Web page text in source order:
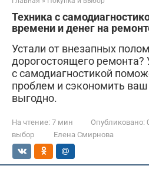
Техника с
времени и денег на
Устали от внезапных
дорогостоящего ремонта?
с самодиагностикой
проблем и сэкономить
выгодно.
На чтение: 7 мин Опубликовано:
выбор
Елена Смирнова